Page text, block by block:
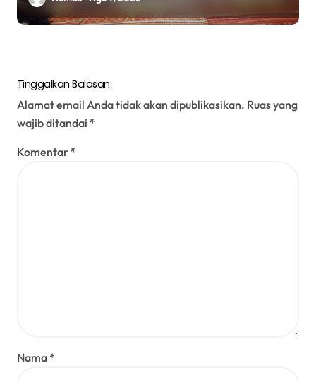
Tinggalkan Balasan
Alamat email Anda tidak akan dipublikasikan. Ruas yang
wajib ditandai *
Komentar *
Nama *